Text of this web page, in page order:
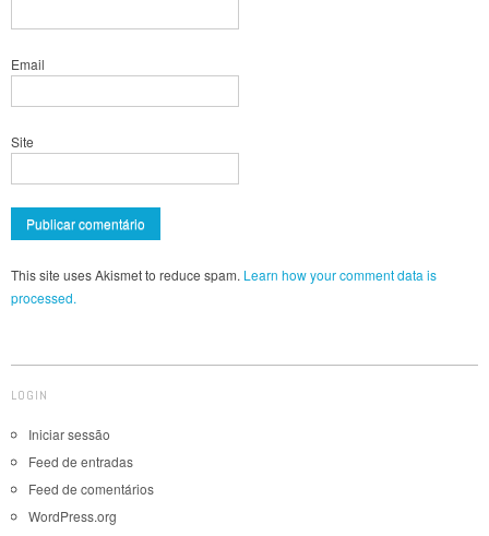
Email
Site
This site uses Akismet to reduce spam. Learn how your comment data is
processed.
LOGIN
Iniciar sessão
Feed de entradas
Feed de comentários
WordPress.org